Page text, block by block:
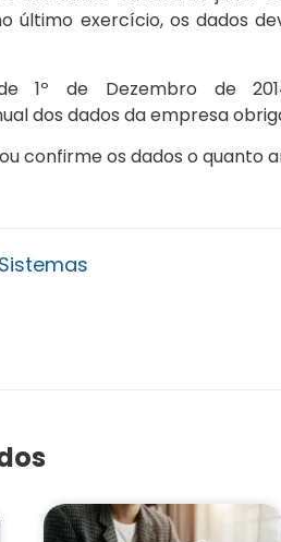
último exercício, os dados
1º de Dezembro de
dos dados da empresa
confirme os dados o quanto